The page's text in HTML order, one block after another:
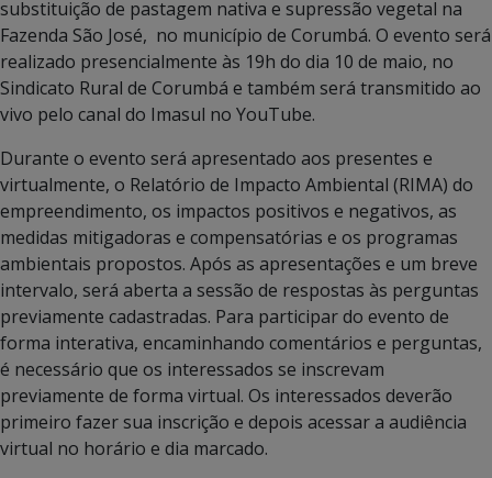
substituição de pastagem nativa e supressão vegetal na
Fazenda São José, no município de Corumbá. O evento será
realizado presencialmente às 19h do dia 10 de maio, no
Sindicato Rural de Corumbá e também será transmitido ao
vivo pelo canal do Imasul no YouTube.
Durante o evento será apresentado aos presentes e
virtualmente, o Relatório de Impacto Ambiental (RIMA) do
empreendimento, os impactos positivos e negativos, as
medidas mitigadoras e compensatórias e os programas
ambientais propostos. Após as apresentações e um breve
intervalo, será aberta a sessão de respostas às perguntas
previamente cadastradas. Para participar do evento de
forma interativa, encaminhando comentários e perguntas,
é necessário que os interessados se inscrevam
previamente de forma virtual. Os interessados deverão
primeiro fazer sua inscrição e depois acessar a audiência
virtual no horário e dia marcado.